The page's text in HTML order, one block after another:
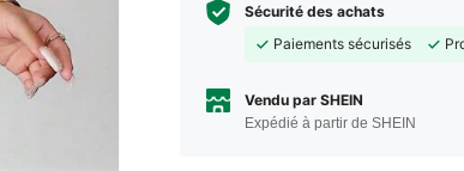
Sécurité des achats
Paiements sécurisés
Vendu par SHEIN
Expédié à partir de SHEIN